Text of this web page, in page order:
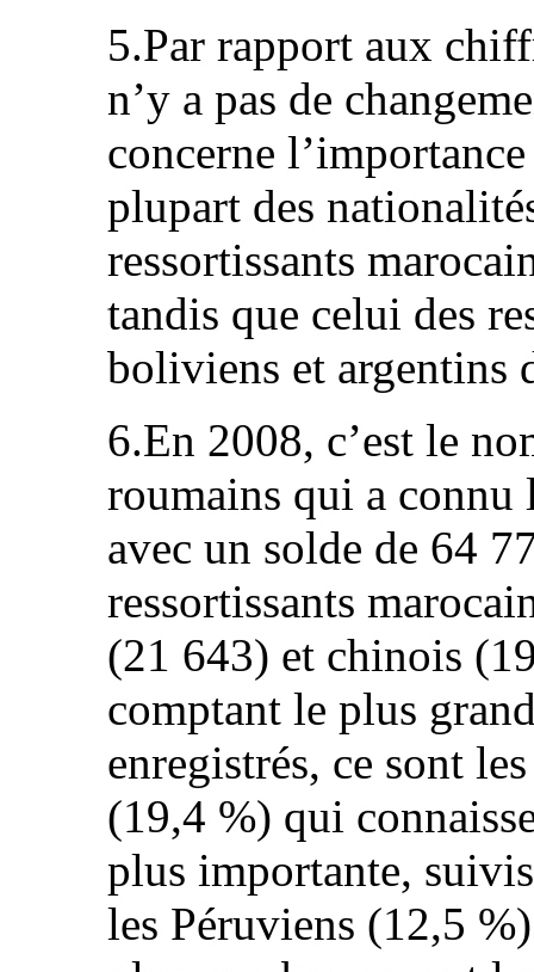
5.Par rapport aux
n’y a pas de
concerne
plupart des
ressortissants
tandis que celui des
boliviens et argentins
6.En 2008, c’est le
roumains qui a connu
avec un solde de 64
ressortissants
(21 643) et chinois
comptant le plus
enregistrés, ce sont
(19,4 %) qui
plus importante,
les Péruviens (12,5